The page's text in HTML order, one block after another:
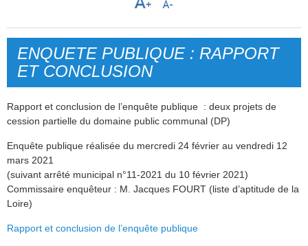
ENQUETE PUBLIQUE : RAPPORT
ET CONCLUSION
Rapport et conclusion de l’enquête publique : deux projets de
cession partielle du domaine public communal (DP)
Enquête publique réalisée du mercredi 24 février au vendredi 12
mars 2021
(suivant arrêté municipal n°11-2021 du 10 février 2021)
Commissaire enquêteur : M. Jacques FOURT (liste d’aptitude de la
Loire)
Rapport et conclusion de l’enquête publique